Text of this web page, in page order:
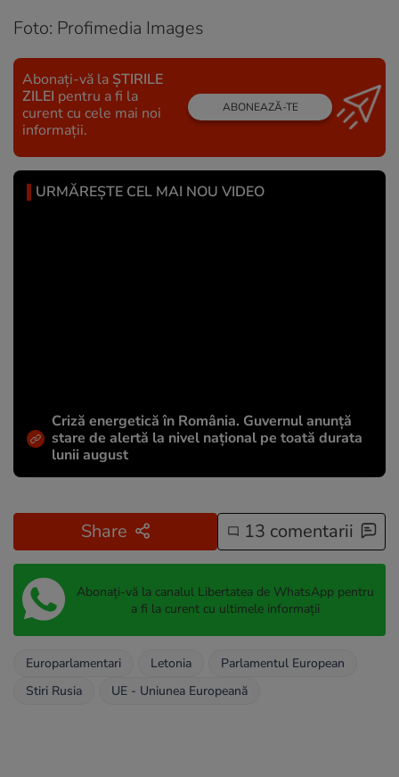
Foto: Profimedia Images
Abonați-vă la ȘTIRILE
ZILEI pentru a fi la
curent cu cele mai noi
informații.
ABONEAZĂ-TE
URMĂREȘTE CEL MAI NOU VIDEO
Criză energetică în România. Guvernul anunță
stare de alertă la nivel național pe toată durata
lunii august
Share 13 comentarii
Abonați-vă la canalul Libertatea de WhatsApp pentru
a fi la curent cu ultimele informații
Europarlamentari Letonia
Parlamentul European
Stiri Rusia
UE - Uniunea Europeană